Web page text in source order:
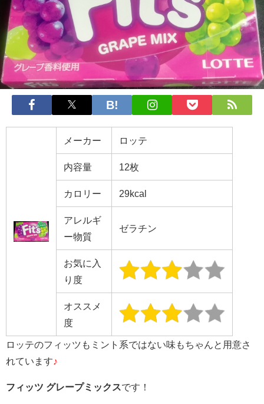
メーカー ロッテ
内容量 12枚
カロリー 29kcal
アレルギ
ー物質
ゼラチン
お気に入
り度
オススメ
度
ロッテのフィッツもミント系ではない味もちゃんと用意さ
れています♪
フィッツ グレープミックスです！